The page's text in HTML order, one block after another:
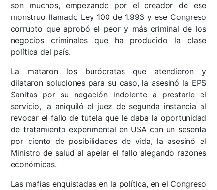
son muchos, empezando por el creador de ese
monstruo llamado Ley 100 de 1.993 y ese Congreso
corrupto que aprobó el peor y más criminal de los
negocios criminales que ha producido la clase
política del país.
La mataron los burócratas que atendieron y
dilataron soluciones para su caso, la asesinó la EPS
Sanitas por su negación indolente a prestarle el
servicio, la aniquiló el juez de segunda instancia al
revocar el fallo de tutela que le daba la oportunidad
de tratamiento experimental en USA con un sesenta
por ciento de posibilidades de vida, la asesinó el
Ministro de salud al apelar el fallo alegando razones
económicas.
Las mafias enquistadas en la política, en el Congreso